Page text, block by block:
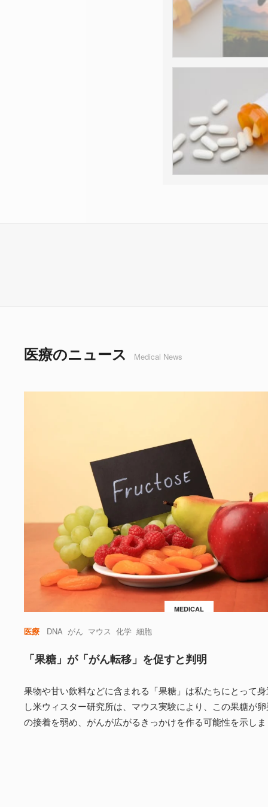
医療のニュース Medical News
MEDICAL
医療 DNA がん マウス 化学 細胞
「果糖」が「がん転移」を促すと判明
果物や甘い飲料などに含まれる「果糖」は私たちにとって
し米ウィスター研究所は、マウス実験により、この果糖が
の接着を弱め、がんが広がるきっかけを作る可能性を示し